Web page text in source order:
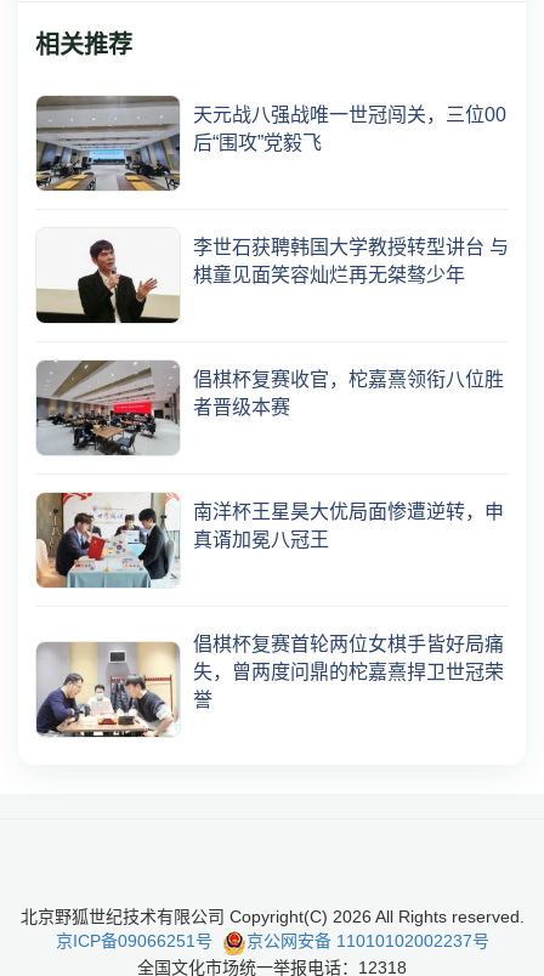
相关推荐
天元战八强战唯一世冠闯关，三位00
后“围攻”党毅飞
李世石获聘韩国大学教授转型讲台 与
棋童见面笑容灿烂再无桀骜少年
倡棋杯复赛收官，柁嘉熹领衔八位胜
者晋级本赛
南洋杯王星昊大优局面惨遭逆转，申
真谞加冕八冠王
倡棋杯复赛首轮两位女棋手皆好局痛
失，曾两度问鼎的柁嘉熹捍卫世冠荣
誉
北京野狐世纪技术有限公司 Copyright(C) 2026 All Rights reserved.
京ICP备09066251号
京公网安备 11010102002237号
全国文化市场统一举报电话：12318